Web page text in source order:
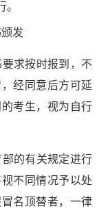
发
求按时报到，不
经同意后方可延
考生，视为自行
的有关规定进行
不同情况予以处
名顶替者，一律